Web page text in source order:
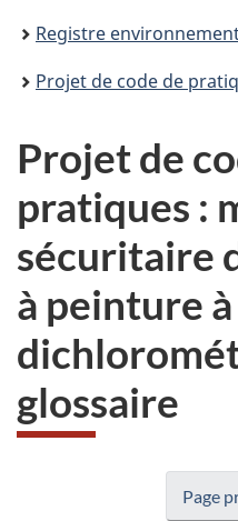
Registre environnemental de la Loi
Projet de code de pratiques : manutention
Projet de
pratiques :
sécuritaire
à peinture
glossaire
Page